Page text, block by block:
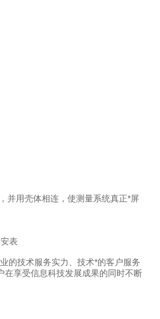
并用壳体相连，使测量系统真正*屏
表
的技术服务实力、技术*的客户服务
在享受信息科技发展成果的同时不断